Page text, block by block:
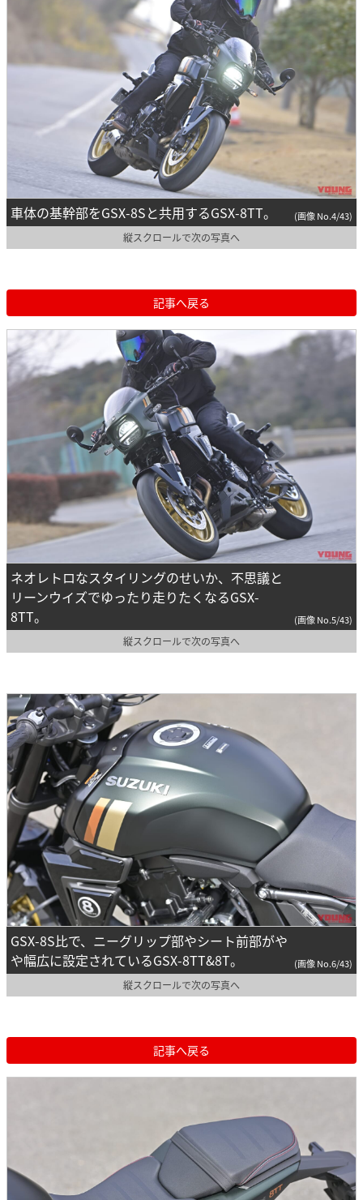
車体の基幹部をGSX-8Sと共用するGSX-8TT。 (画像 No.4/43)
縦スクロールで次の写真へ
記事へ戻る
ネオレトロなスタイリングのせいか、不思議と
リーンウイズでゆったり走りたくなるGSX-
8TT。
(画像 No.5/43)
縦スクロールで次の写真へ
GSX-8S比で、ニーグリップ部やシート前部がや
や幅広に設定されているGSX-8TT&8T。
(画像 No.6/43)
縦スクロールで次の写真へ
記事へ戻る